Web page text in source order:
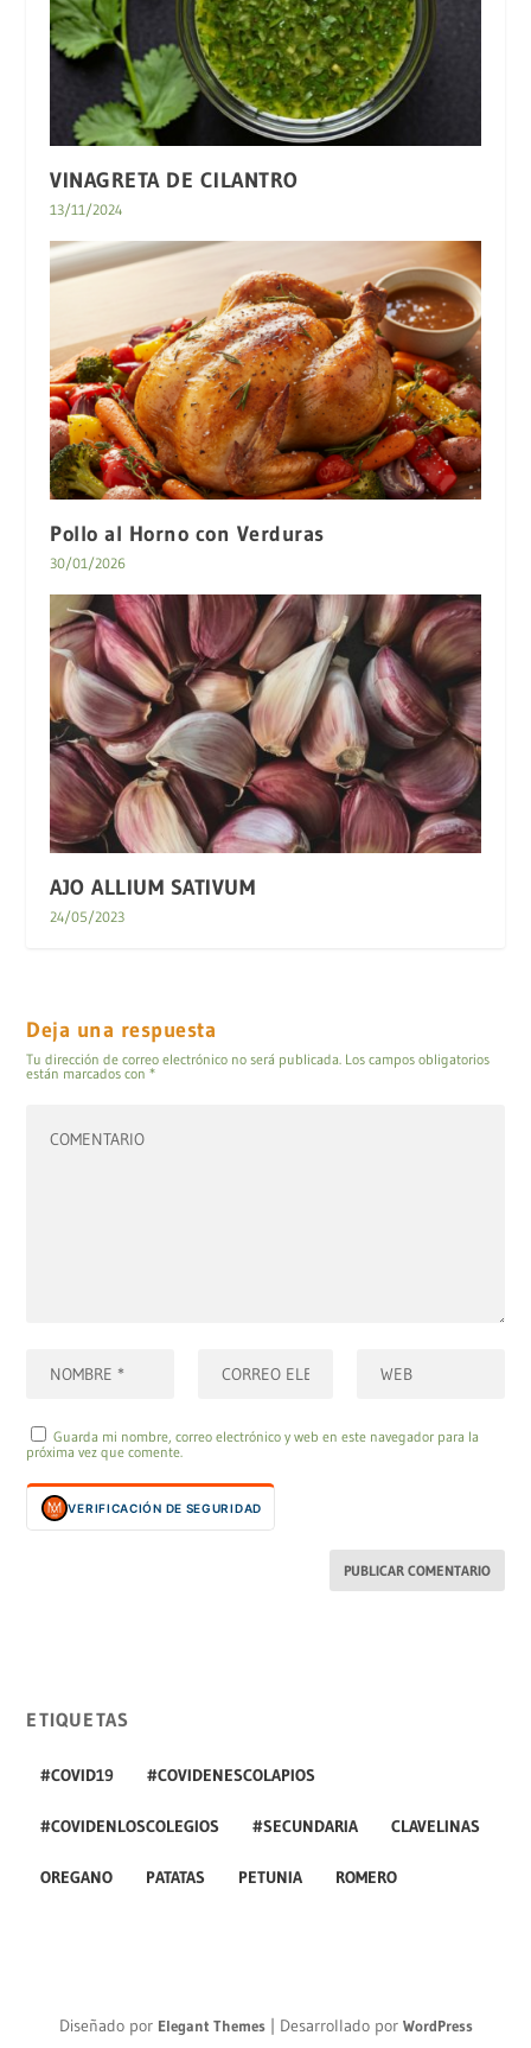
VINAGRETA DE CILANTRO
13/11/2024
Pollo al Horno con Verduras
30/01/2026
AJO ALLIUM SATIVUM
24/05/2023
Deja una respuesta
Tu dirección de correo electrónico no será publicada. Los campos obligatorios
están marcados con*
Guarda mi nombre, correo electrónico y web en este navegador para la
próxima vez que comente.
VERIFICACIÓN DE SEGURIDAD
ETIQUETAS
#COVID19 #COVIDENESCOLAPIOS
#COVIDENLOSCOLEGIOS #SECUNDARIA CLAVELINAS
OREGANO PATATAS PETUNIA ROMERO
Diseñado por Elegant Themes| Desarrollado por WordPress